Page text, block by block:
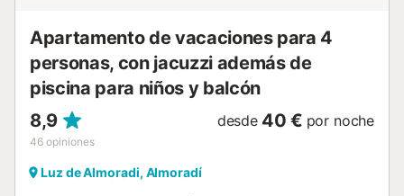
Apartamento de vacaciones para 4
personas, con jacuzzi además de
piscina para niños y balcón
8,9
46 opiniones
desde 40 € por noche
Luz de Almoradi, Almoradí